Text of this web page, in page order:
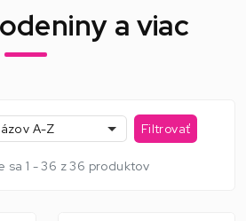
a viac
A-Z Filtrovať
sa 1 - 36 z 36 produktov